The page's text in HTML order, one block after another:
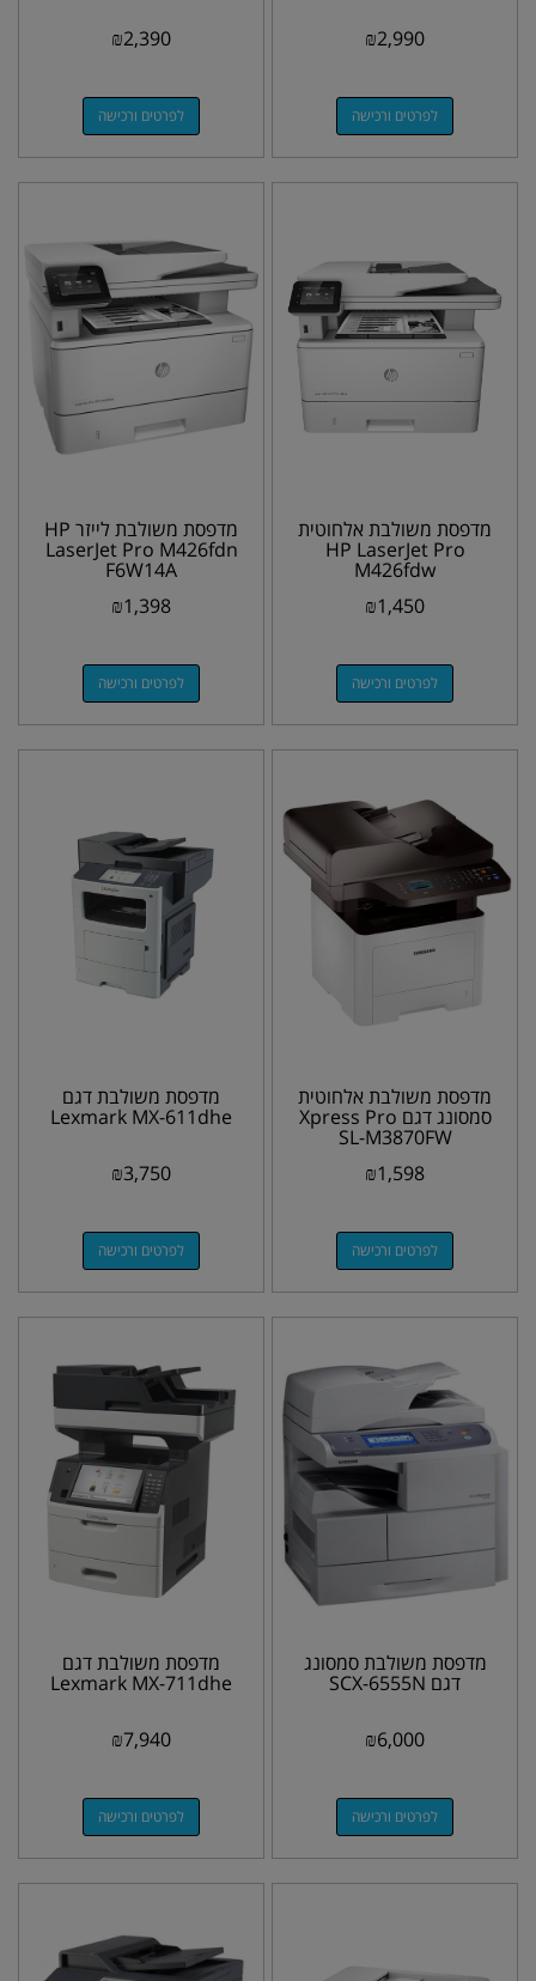
₪2,990
לפרטים ורכישה
₪2,390
לפרטים ורכישה
מדפסת משולבת אלחוטית
HP LaserJet Pro
M426fdw
₪1,450
לפרטים ורכישה
מדפסת משולבת לייזר HP
LaserJet Pro M426fdn‎
F6W14A
₪1,398
לפרטים ורכישה
מדפסת משולבת אלחוטית
סמסונג דגם Xpress Pro
SL-M3870FW
₪1,598
לפרטים ורכישה
מדפסת משולבת דגם
Lexmark MX-611dhe
₪3,750
לפרטים ורכישה
מדפסת משולבת סמסונג
דגם SCX-6555N
₪6,000
לפרטים ורכישה
מדפסת משולבת דגם
Lexmark MX-711dhe
₪7,940
לפרטים ורכישה